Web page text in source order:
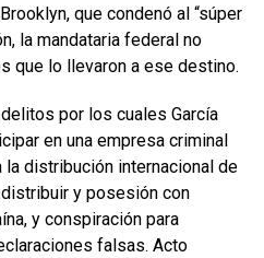
que condenó al “súper
la mandataria federal no
que lo llevaron a ese destino.
por los cuales García
en una empresa criminal
la distribución internacional de
y posesión con
y conspiración para
falsas. Acto